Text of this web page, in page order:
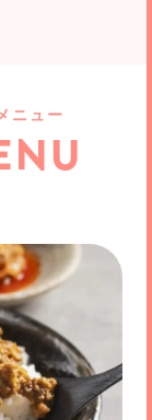
ニュー